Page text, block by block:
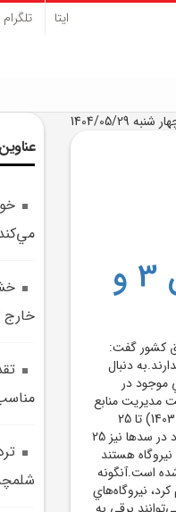
ایتا تلگرام
شنبه 1404/05/29
خشکسالي نيروگاه‌هاي کارون 3 و
کشور گفت:
ندارند.به دنبال
موجود در
مديريت منابع
آب ايران آب ورودي به سدهاي کشور از ابتداي سال آبي جاري(ابتداي مهر 1403) تا 25
مردادماه با کاهش 42 درصدي همراه شده است و همچنين حجم آب موجود در سدها نيز 25
هستند
است.آنگونه
نيروگاه‌هاي
خارج